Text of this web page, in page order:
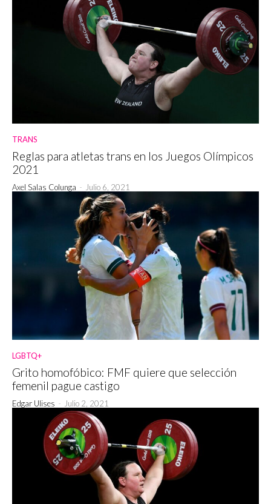
TRANS
Reglas para atletas trans en los Juegos Olímpicos
2021
Axel Salas Colunga - Julio 6, 2021
LGBTQ+
Grito homofóbico: FMF quiere que selección
femenil pague castigo
Edgar Ulises - Julio 2, 2021